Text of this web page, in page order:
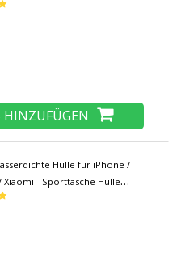
Objektivhülle Schwarz
Hülle für iPhone /
Xiaomi - Sporttasche Hülle
Jogging Running Hard Black